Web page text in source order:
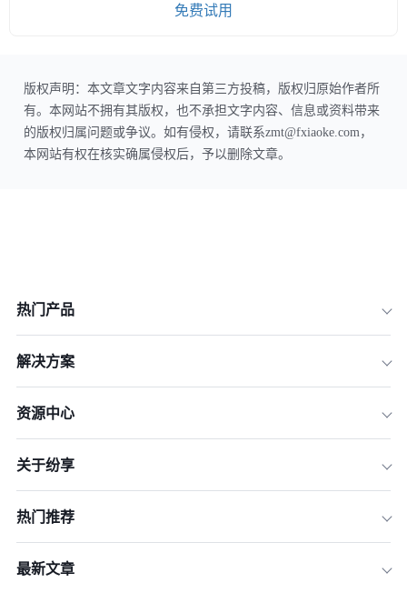
免费试用
版权声明：本文章文字内容来自第三方投稿，版权归原始作者所
有。本网站不拥有其版权，也不承担文字内容、信息或资料带来
的版权归属问题或争议。如有侵权，请联系zmt@fxiaoke.com，
本网站有权在核实确属侵权后，予以删除文章。
热门产品
解决方案
资源中心
关于纷享
热门推荐
最新文章